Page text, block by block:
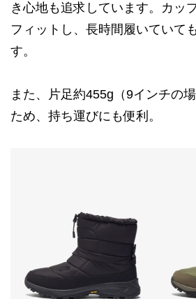
き心地も追求しています。カッ
フィットし、長時間履いていて
す。
また、片足約455g（9インチの
ため、持ち運びにも便利。